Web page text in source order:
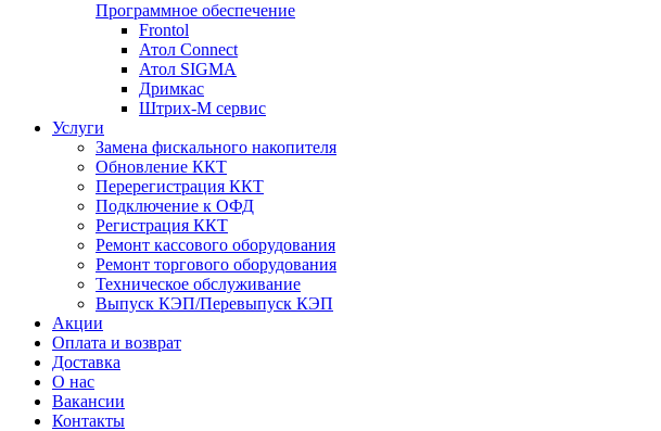
Программное обеспечение
Frontol
Атол Connect
Атол SIGMA
Дримкас
Штрих-М сервис
Услуги
Замена фискального накопителя
Обновление ККТ
Перерегистрация ККТ
Подключение к ОФД
Регистрация ККТ
Ремонт кассового оборудования
Ремонт торгового оборудования
Техническое обслуживание
Выпуск КЭП/Перевыпуск КЭП
Акции
Оплата и возврат
Доставка
О нас
Вакансии
Контакты